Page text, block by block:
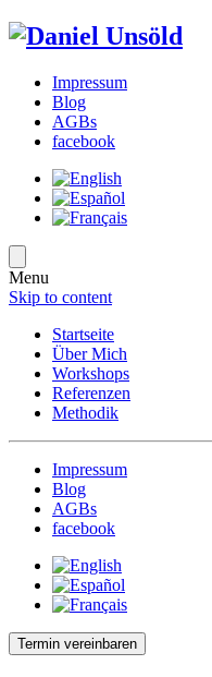
Impressum
Blog
AGBs
facebook
Menu
Skip to content
Startseite
Über Mich
Workshops
Referenzen
Methodik
Impressum
Blog
AGBs
facebook
Termin vereinbaren